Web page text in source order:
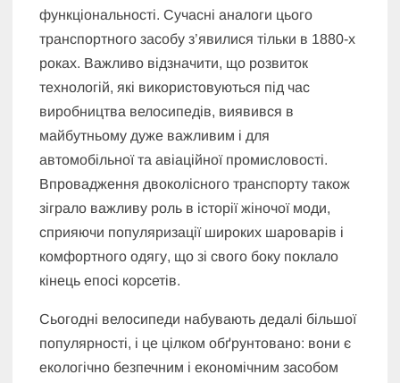
функціональності. Сучасні аналоги цього
транспортного засобу з’явилися тільки в 1880-х
роках. Важливо відзначити, що розвиток
технологій, які використовуються під час
виробництва велосипедів, виявився в
майбутньому дуже важливим і для
автомобільної та авіаційної промисловості.
Впровадження двоколісного транспорту також
зіграло важливу роль в історії жіночої моди,
сприяючи популяризації широких шароварів і
комфортного одягу, що зі свого боку поклало
кінець епосі корсетів.
Сьогодні велосипеди набувають дедалі більшої
популярності, і це цілком обґрунтовано: вони є
екологічно безпечним і економічним засобом